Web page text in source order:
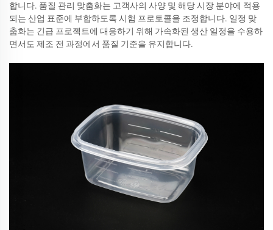
합니다. 품질 관리 맞춤화는 고객사의 사양 및 해당 시장 분야에 적용
되는 산업 표준에 부합하도록 시험 프로토콜을 조정합니다. 일정 맞
춤화는 긴급 프로젝트에 대응하기 위해 가속화된 생산 일정을 수용하
면서도 제조 전 과정에서 품질 기준을 유지합니다.